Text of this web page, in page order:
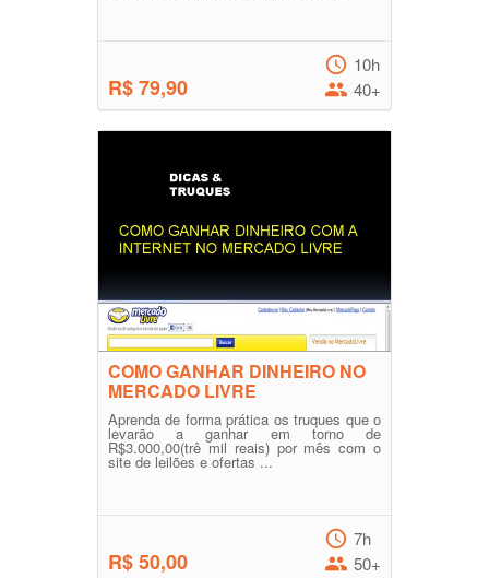
R$ 79,90
10h
40+
COMO GANHAR DINHEIRO NO
MERCADO LIVRE
Aprenda de forma prática os truques que o
levarão a ganhar em torno de
R$3.000,00(trê mil reais) por mês com o
site de leilões e ofertas ...
R$ 50,00
7h
50+